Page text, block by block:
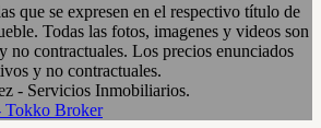
que se expresen en el respectivo título de
Todas las fotos, imagenes y videos son
no contractuales. Los precios enunciados
y no contractuales.
- Servicios Inmobiliarios.
Tokko Broker